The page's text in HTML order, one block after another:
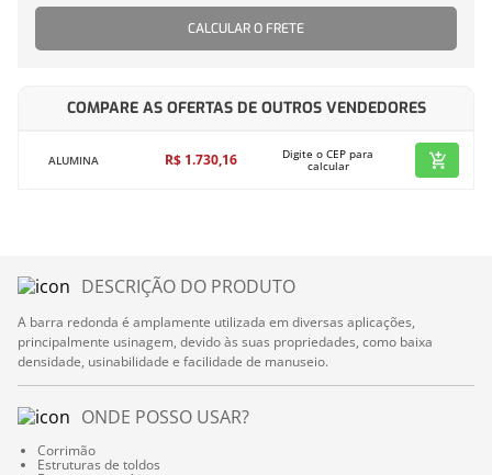
CALCULAR O FRETE
COMPARE AS OFERTAS DE OUTROS VENDEDORES
ALUMINA R$ 1.730,16 Digite o CEP para
calcular
DESCRIÇÃO DO PRODUTO
A barra redonda é amplamente utilizada em diversas aplicações,
principalmente usinagem, devido às suas propriedades, como baixa
densidade, usinabilidade e facilidade de manuseio.
ONDE POSSO USAR?
Corrimão
Estruturas de toldos